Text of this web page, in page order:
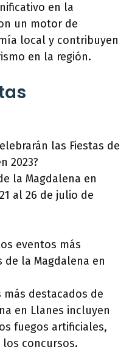
en la
un motor de
local y contribuyen
en la región.
las Fiestas de
2023?
la Magdalena en
al 26 de julio de
eventos más
de la Magdalena en
más destacados de
en Llanes incluyen
fuegos artificiales,
concursos.